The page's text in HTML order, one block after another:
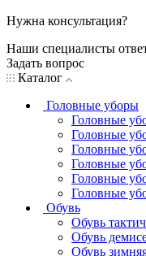
Нужна консультация?
Наши специалисты
Задать вопрос
Каталог
Головные уборы
Головные
Головные
Головные
Головные
Головные
Головные
Обувь
Обувь
Обувь
Обувь